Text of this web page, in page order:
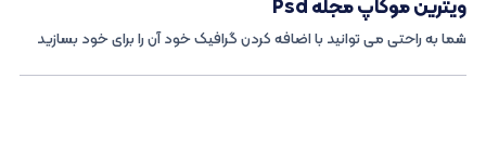
ویترین موکاپ مجله Psd
شما به راحتی می توانید با اضافه کردن گرافیک خود آن را برای خود بسازید